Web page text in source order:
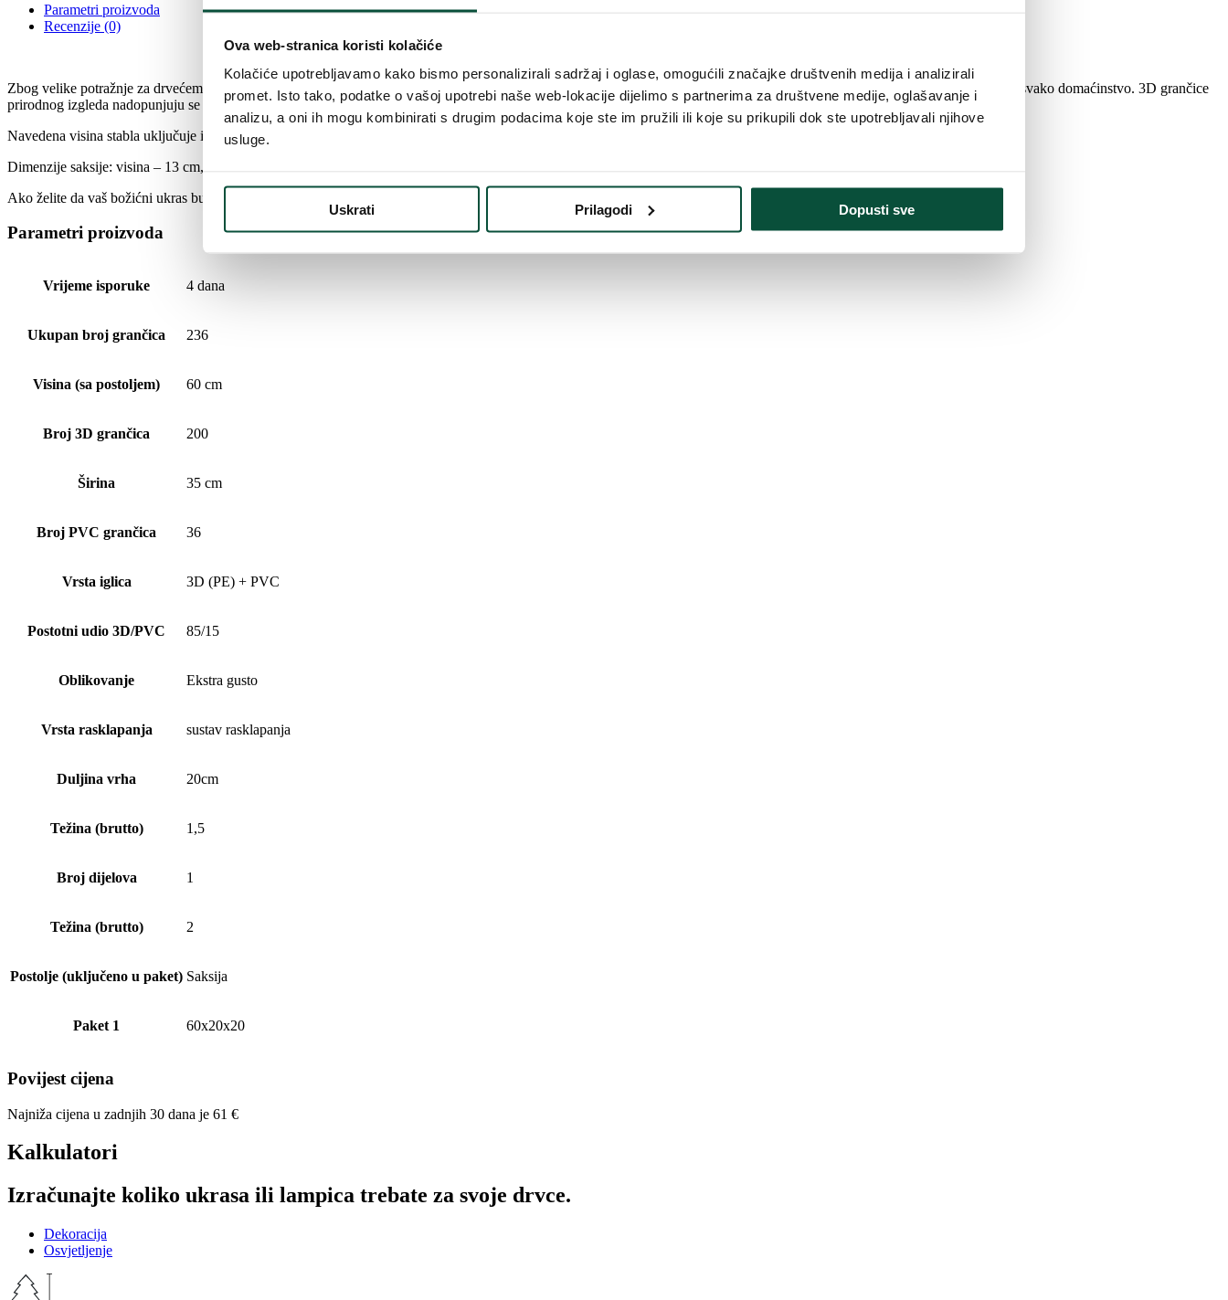
Ova web-stranica koristi kolačiće
Kolačiće upotrebljavamo kako bismo personalizirali sadržaj i oglase, omogućili značajke društvenih medija i analizirali
promet. Isto tako, podatke o vašoj upotrebi naše web-lokacije dijelimo s partnerima za društvene medije, oglašavanje i
analizu, a oni ih mogu kombinirati s drugim podacima koje ste im pružili ili koje su prikupili dok ste upotrebljavali njihove
usluge.
Uskrati Prilagodi Dopusti sve
Parametri proizvoda
Recenzije (0)
Zbog velike potražnje za drvećem u saksijama, u svoju smo ponudu uvrstili Umjetno božićno drvce 3D alpsku smreku u saksiji, koja je moderno i jedinstveno drvo pogodno za svako domaćinstvo. 3D grančice
prirodnog izgleda nadopunjuju se klasičnim grančicama zahvaljujući kojima je drvce zaista gusto. Drvce je postavljeno u modernu saksiju.
Navedena visina stabla uključuje i saksiju !!!
Dimenzije saksije: visina – 13 cm, promjer saksije u donjem dijelu – 16 cm, promjer saksije u gornjem dijelu – 18 cm
Ako želite da vaš božićni ukras bude savršeno usklađen, ovaj proizvod možete kombinirati i s božićnim ukrasima iste vrste u
Parametri proizvoda
Vrijeme isporuke 4 dana
Ukupan broj grančica 236
Visina (sa postoljem) 60 cm
Broj 3D grančica 200
Širina 35 cm
Broj PVC grančica 36
Vrsta iglica 3D (PE) + PVC
Postotni udio 3D/PVC 85/15
Oblikovanje Ekstra gusto
Vrsta rasklapanja sustav rasklapanja
Duljina vrha 20cm
Težina (brutto) 1,5
Broj dijelova 1
Težina (brutto) 2
Postolje (uključeno u paket) Saksija
Paket 1 60x20x20
Povijest cijena
Najniža cijena u zadnjih 30 dana je 61 €
Kalkulatori
Izračunajte koliko ukrasa ili lampica trebate za svoje drvce.
Dekoracija
Osvjetljenje